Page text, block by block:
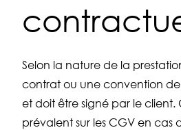
Selon la nature de la
contrat ou une convention
et doit être signé par le client.
prévalent sur les CGV en cas